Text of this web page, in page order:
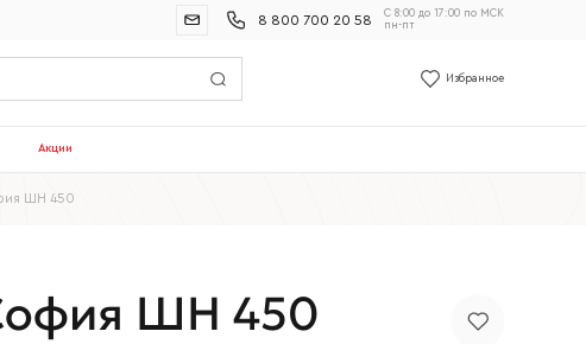
8 800 700 20 58
С 8:00 до 17:00 по МСК
пн-пт
Избранное
Акции
ШН 450
ШН 450